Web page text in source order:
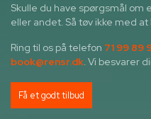
Skulle du have spørgsmål om
eller andet. Så tøv ikke med at
Ring til os på telefon 71 99 89
book@rensr.dk. Vi besvarer
Få et godt tilbud